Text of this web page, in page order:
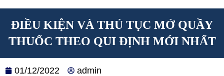
ĐIỀU KIỆN VÀ THỦ TỤC MỞ QUẦY
THUỐC THEO QUI ĐỊNH MỚI NHẤT
01/12/2022 admin